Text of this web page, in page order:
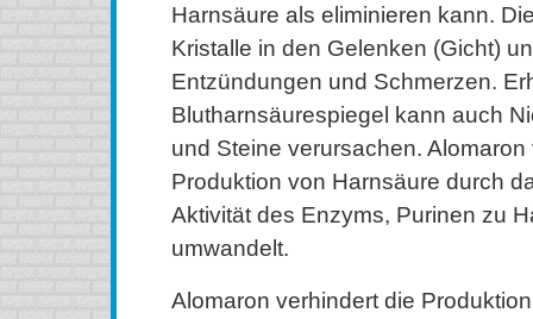
Harnsäure als eliminieren kann.
Kristalle in den Gelenken (Gicht)
Entzündungen und Schmerzen.
Blutharnsäurespiegel kann auch
und Steine ​​verursachen. Alomaron
Produktion von Harnsäure durch
Aktivität des Enzyms, Purinen zu
umwandelt.
Alomaron verhindert die